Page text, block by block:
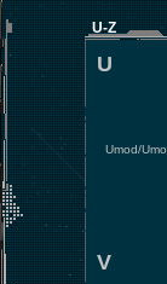
U-Z
U
Umod/
V